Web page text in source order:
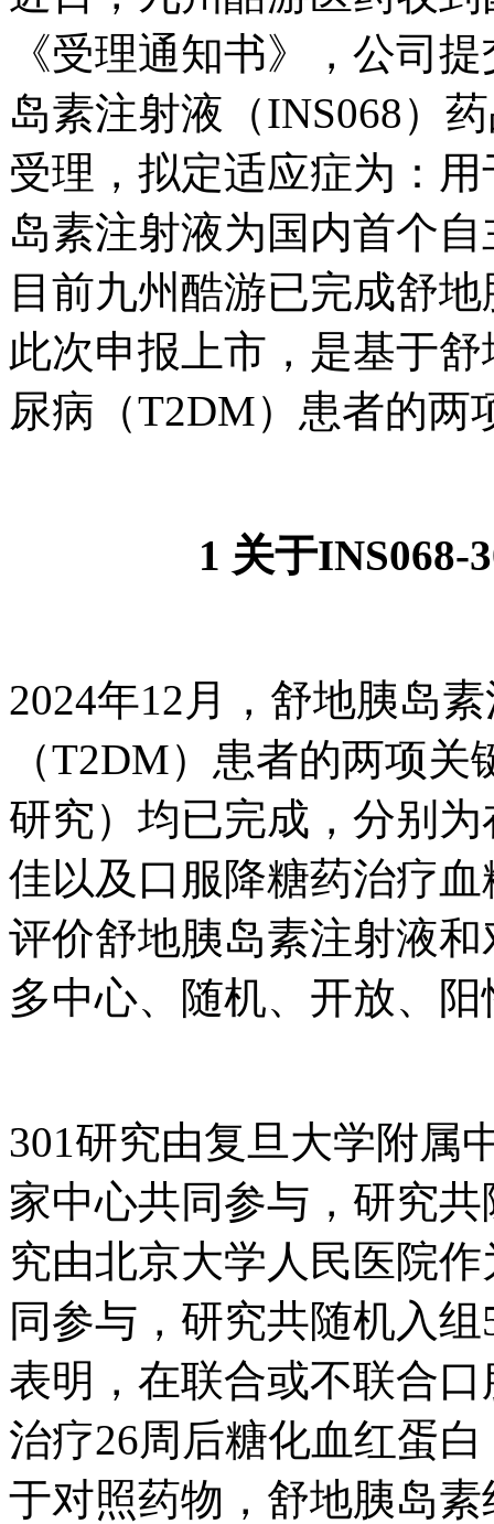
《受理通知书》，公
岛素注射液（INS068）
受理，拟定适应症为
岛素注射液为国内首个
目前九州酷游已完成舒地
此次申报上市，是基
尿病（T2DM）患者的
1 关于INS068-
2024年12月，舒地胰
（T2DM）患者的两项
研究）均已完成，分
佳以及口服降糖药治疗血
评价舒地胰岛素注射液
多中心、随机、开放
301研究由复旦大学附属
家中心共同参与，研
究由北京大学人民医院作
同参与，研究共随机
表明，在联合或不联合
治疗26周后糖化血红蛋
于对照药物，舒地胰岛